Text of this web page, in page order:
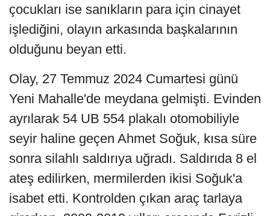
çocukları ise sanıkların para için cinayet
işlediğini, olayın arkasında başkalarının
olduğunu beyan etti.
Olay, 27 Temmuz 2024 Cumartesi günü
Yeni Mahalle'de meydana gelmişti. Evinden
ayrılarak 54 UB 554 plakalı otomobiliyle
seyir haline geçen Ahmet Soğuk, kısa süre
sonra silahlı saldırıya uğradı. Saldırıda 8 el
ateş edilirken, mermilerden ikisi Soğuk'a
isabet etti. Kontrolden çıkan araç tarlaya